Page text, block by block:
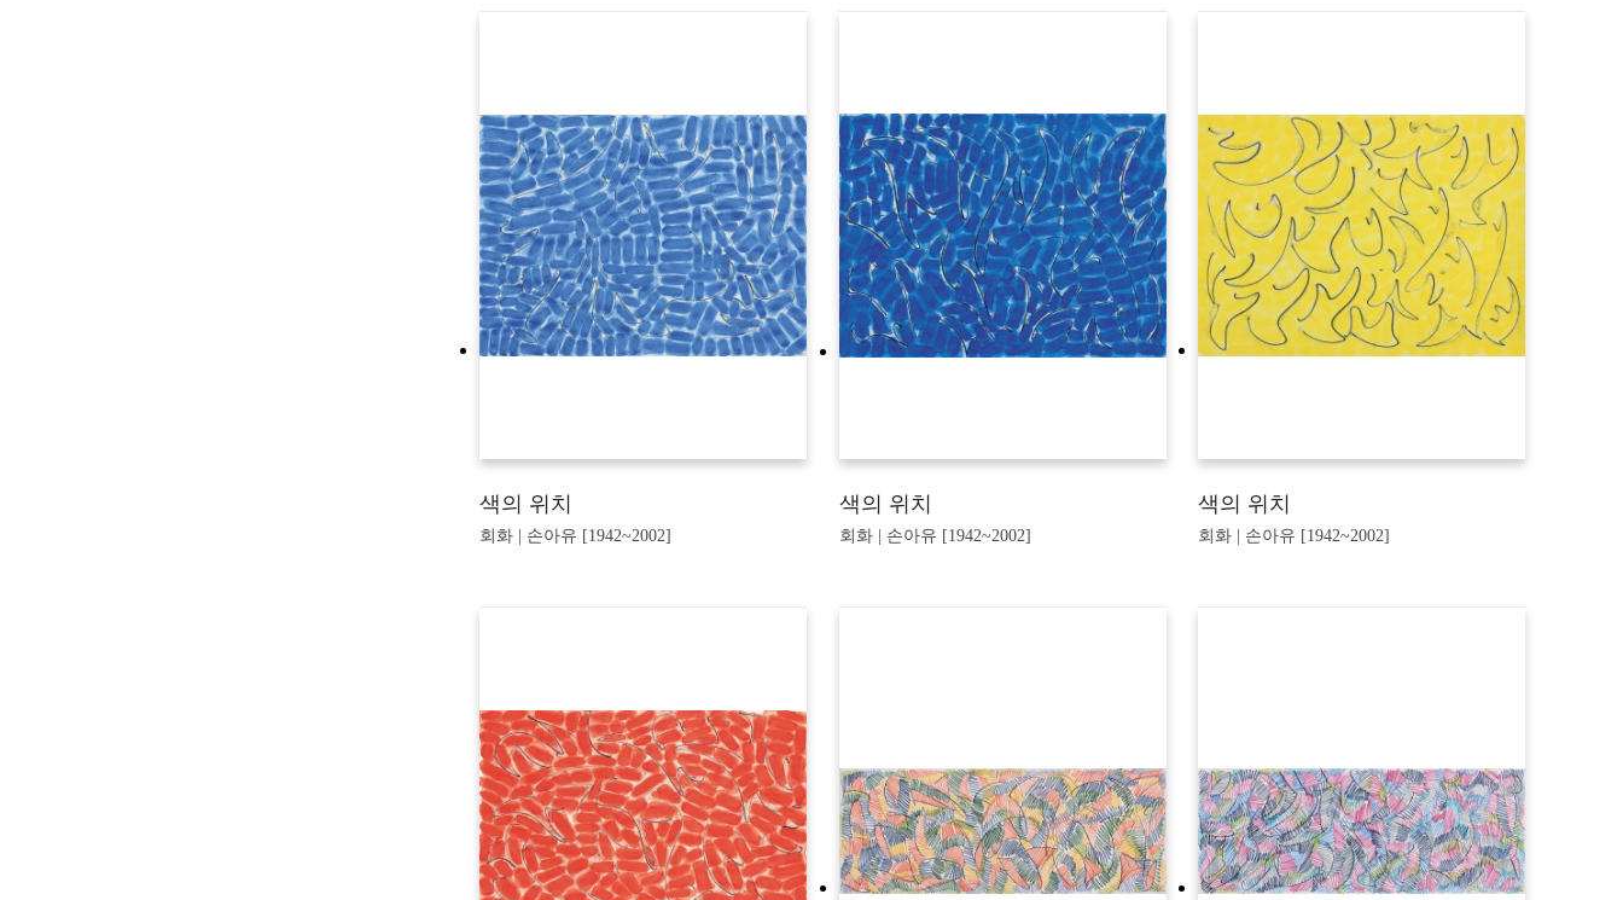
색의 위치
회화 | 손아유 [1942~2002]
색의 위치
회화 | 손아유 [1942~2002]
색의 위치
회화 | 손아유 [1942~2002]